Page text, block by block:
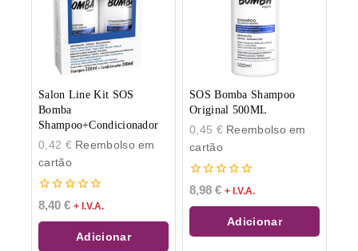
Salon Line Kit SOS
Bomba
Shampoo+Condicionador
0,42 €Reembolso em
cartão
0
de
5
8,40 € + I.V.A.
Adicionar
SOS Bomba Shampoo
Original 500ML
0,45 €Reembolso em
cartão
0
de
5
8,98 € + I.V.A.
Adicionar